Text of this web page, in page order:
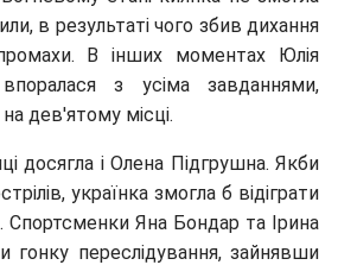
в результаті чого збив дихання
В інших моментах Юлія
з усіма завданнями,
дев'ятому місці.
досягла і Олена Підгрушна. Якби
українка змогла б відіграти
Спортсменки Яна Бондар та Ірина
гонку переслідування, зайнявши